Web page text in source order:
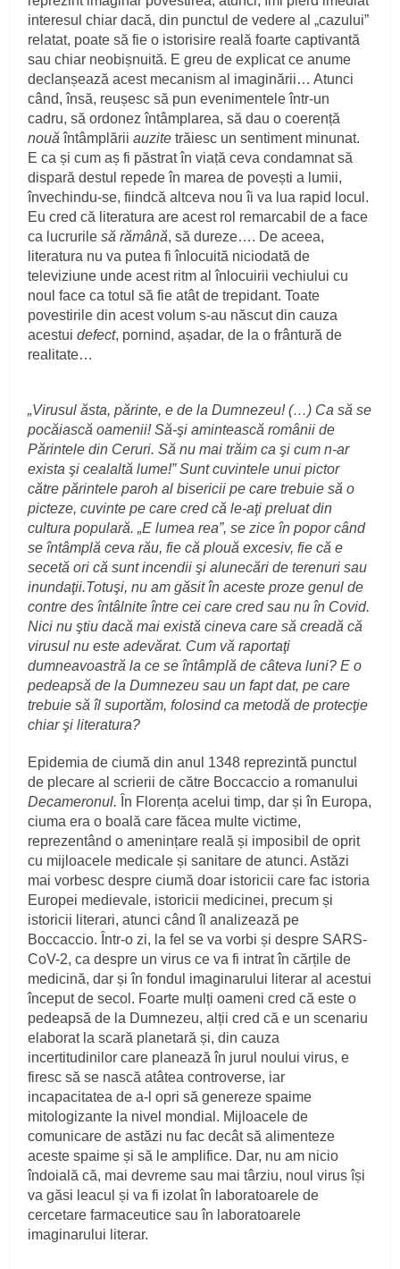
interesul chiar dacă, din punctul de vedere al „cazului”
relatat, poate să fie o istorisire reală foarte captivantă
sau chiar neobișnuită. E greu de explicat ce anume
declanșează acest mecanism al imaginării… Atunci
când, însă, reușesc să pun evenimentele într-un
cadru, să ordonez întâmplarea, să dau o coerență
nouă întâmplăriiauzite trăiesc un sentiment minunat.
E ca și cum aș fi păstrat în viață ceva condamnat să
dispară destul repede în marea de povești a lumii,
învechindu-se, fiindcă altceva nou îi va lua rapid locul.
Eu cred că literatura are acest rol remarcabil de a face
ca lucrurilesă rămână, să dureze…. De aceea,
literatura nu va putea fi înlocuită niciodată de
televiziune unde acest ritm al înlocuirii vechiului cu
noul face ca totul să fie atât de trepidant. Toate
povestirile din acest volum s-au născut din cauza
acestuidefect, pornind, așadar, de la o frântură de
realitate…
„Virusul ăsta, părinte, e de la Dumnezeu! (…) Ca să se
pocăiască oamenii! Să-şi amintească românii de
Părintele din Ceruri. Să nu mai trăim ca şi cum n-ar
exista şi cealaltă lume!” Sunt cuvintele unui pictor
către părintele paroh al bisericii pe care trebuie să o
picteze, cuvinte pe care cred că le-aţi preluat din
cultura populară. „E lumea rea”, se zice în popor când
se întâmplă ceva rău, fie că plouă excesiv, fie că e
secetă ori că sunt incendii şi alunecări de terenuri sau
inundaţii.Totuşi, nu am găsit în aceste proze genul de
contre des întâlnite între cei care cred sau nu în Covid.
Nici nu ştiu dacă mai există cineva care să creadă că
virusul nu este adevărat. Cum vă raportaţi
dumneavoastră la ce se întâmplă de câteva luni? E o
pedeapsă de la Dumnezeu sau un fapt dat, pe care
trebuie să îl suportăm, folosind ca metodă de protecţie
chiar şi literatura?
Epidemia de ciumă din anul 1348 reprezintă punctul
de plecare al scrierii de către Boccaccio a romanului
Decameronul. În Florența acelui timp, dar și în Europa,
ciuma era o boală care făcea multe victime,
reprezentând o amenințare reală și imposibil de oprit
cu mijloacele medicale și sanitare de atunci. Astăzi
mai vorbesc despre ciumă doar istoricii care fac istoria
Europei medievale, istoricii medicinei, precum și
istoricii literari, atunci când îl analizează pe
Boccaccio. Într-o zi, la fel se va vorbi și despre SARS-
CoV-2, ca despre un virus ce va fi intrat în cărțile de
medicină, dar și în fondul imaginarului literar al acestui
început de secol. Foarte mulți oameni cred că este o
pedeapsă de la Dumnezeu, alții cred că e un scenariu
elaborat la scară planetară și, din cauza
incertitudinilor care planează în jurul noului virus, e
firesc să se nască atâtea controverse, iar
incapacitatea de a-l opri să genereze spaime
mitologizante la nivel mondial. Mijloacele de
comunicare de astăzi nu fac decât să alimenteze
aceste spaime și să le amplifice. Dar, nu am nicio
îndoială că, mai devreme sau mai târziu, noul virus își
va găsi leacul și va fi izolat în laboratoarele de
cercetare farmaceutice sau în laboratoarele
imaginarului literar.